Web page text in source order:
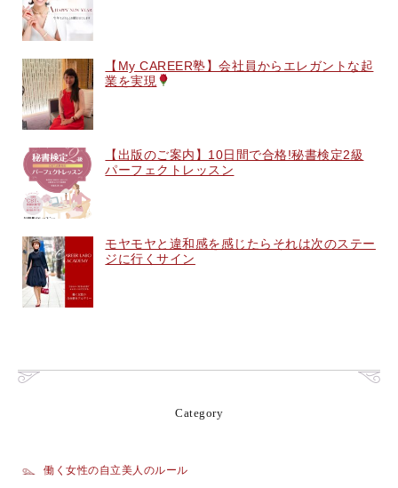
【My CAREER塾】会社員からエレガントな起
業を実現
【出版のご案内】10日間で合格!秘書検定2級
パーフェクトレッスン
モヤモヤと違和感を感じたらそれは次のステー
ジに行くサイン
Category
働く女性の自立美人のルール